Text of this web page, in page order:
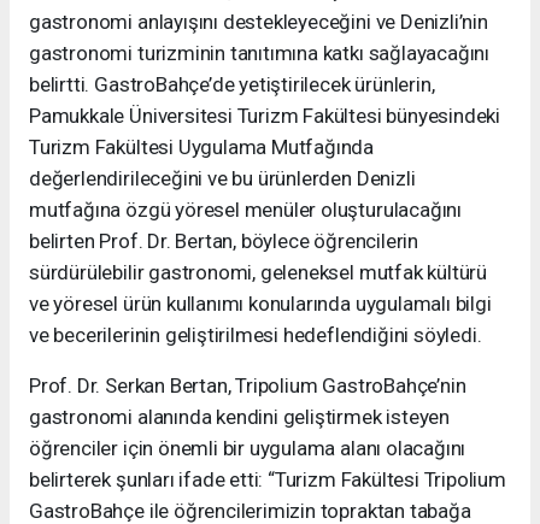
gastronomi anlayışını destekleyeceğini ve Denizli’nin
gastronomi turizminin tanıtımına katkı sağlayacağını
belirtti. GastroBahçe’de yetiştirilecek ürünlerin,
Pamukkale Üniversitesi Turizm Fakültesi bünyesindeki
Turizm Fakültesi Uygulama Mutfağında
değerlendirileceğini ve bu ürünlerden Denizli
mutfağına özgü yöresel menüler oluşturulacağını
belirten Prof. Dr. Bertan, böylece öğrencilerin
sürdürülebilir gastronomi, geleneksel mutfak kültürü
ve yöresel ürün kullanımı konularında uygulamalı bilgi
ve becerilerinin geliştirilmesi hedeflendiğini söyledi.
Prof. Dr. Serkan Bertan, Tripolium GastroBahçe’nin
gastronomi alanında kendini geliştirmek isteyen
öğrenciler için önemli bir uygulama alanı olacağını
belirterek şunları ifade etti: “Turizm Fakültesi Tripolium
GastroBahçe ile öğrencilerimizin topraktan tabağa